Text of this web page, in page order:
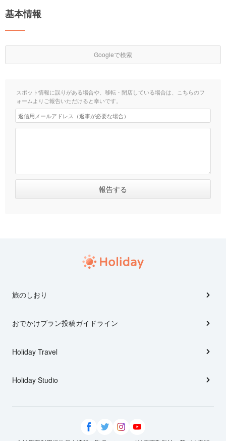
基本情報
Googleで検索
スポット情報に誤りがある場合や、移転・閉店している場合は、こちらのフ
ォームよりご報告いただけると幸いです。
旅のしおり
おでかけプラン投稿ガイドライン
Holiday Travel
Holiday Studio